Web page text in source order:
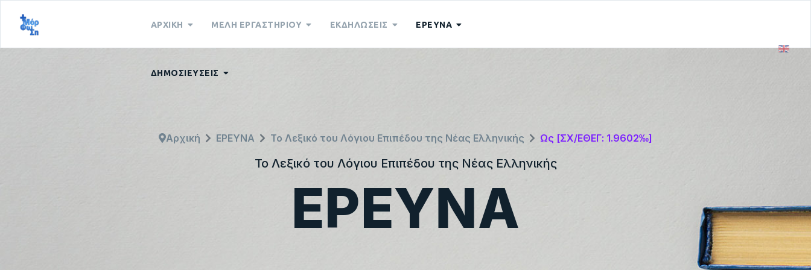
ΑΡΧΙΚΗ ΜΕΛΗ ΕΡΓΑΣΤΗΡΙΟΥ ΕΚΔΗΛΩΣΕΙΣ ΕΡΕΥΝΑ
ΔΗΜΟΣΙΕΥΣΕΙΣ
ΕΡΕΥΝΑ
Το Λεξικό του Λόγιου Επιπέδου της Νέας Ελληνικής
Αρχική ΕΡΕΥΝΑ Το Λεξικό του Λόγιου Επιπέδου της Νέας Ελληνικής Ως [ΣΧ/ΕΘΕΓ: 1.9602‰]